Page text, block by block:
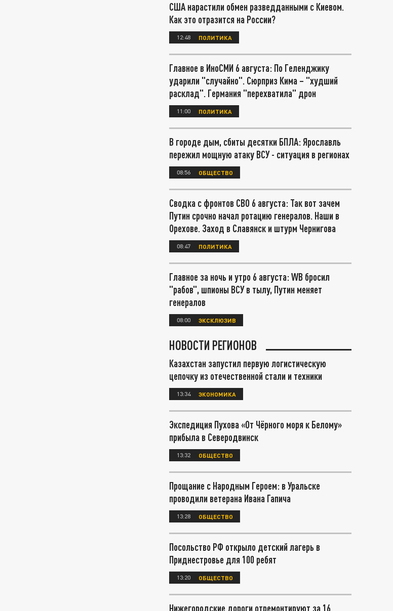
США нарастили обмен разведданными с Киевом.
Как это отразится на России?
12:48 ПОЛИТИКА
Главное в ИноСМИ 6 августа: По Геленджику
ударили "случайно". Сюрприз Кима – "худший
расклад". Германия "перехватила" дрон
11:00 ПОЛИТИКА
В городе дым, сбиты десятки БПЛА: Ярославль
пережил мощную атаку ВСУ - ситуация в регионах
08:56 ОБЩЕСТВО
Сводка с фронтов СВО 6 августа: Так вот зачем
Путин срочно начал ротацию генералов. Наши в
Орехове. Заход в Славянск и штурм Чернигова
08:47 ПОЛИТИКА
Главное за ночь и утро 6 августа: WB бросил
"рабов", шпионы ВСУ в тылу, Путин меняет
генералов
08:00 ЭКСКЛЮЗИВ
НОВОСТИ РЕГИОНОВ
Казахстан запустил первую логистическую
цепочку из отечественной стали и техники
13:34 ЭКОНОМИКА
Экспедиция Пухова «От Чёрного моря к Белому»
прибыла в Северодвинск
13:32 ОБЩЕСТВО
Прощание с Народным Героем: в Уральске
проводили ветерана Ивана Гапича
13:28 ОБЩЕСТВО
Посольство РФ открыло детский лагерь в
Приднестровье для 100 ребят
13:20 ОБЩЕСТВО
Нижегородские дороги отремонтируют за 16